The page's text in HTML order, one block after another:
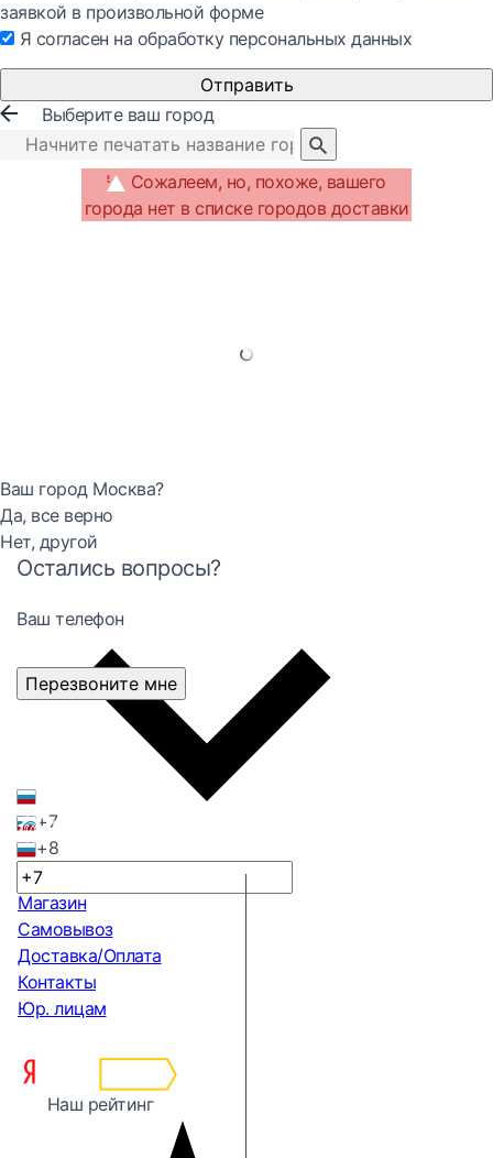
заявкой в произвольной форме
Я согласен на обработку персональных данных
Отправить
Выберите ваш город
Сожалеем, но, похоже, вашего
города нет в списке городов доставки
Ваш город Москва?
Да, все верно
Нет, другой
Остались вопросы?
Ваш телефон
+7
+8
Перезвоните мне
Магазин
Самовывоз
Доставка/Оплата
Контакты
Юр. лицам
Наш рейтинг